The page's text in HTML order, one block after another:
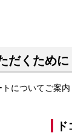
だくために
についてご案内